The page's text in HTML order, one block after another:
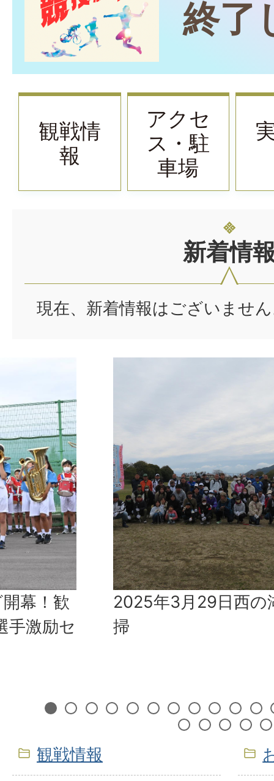
終了
観戦情
報
アクセ
ス・駐
車場
新着情
現在、新着情報はございませ
周辺清
2025年4月12日 国
ストレーションスポ
1 2 3 4 5 6 7 8 9 10
19202122
観戦情報